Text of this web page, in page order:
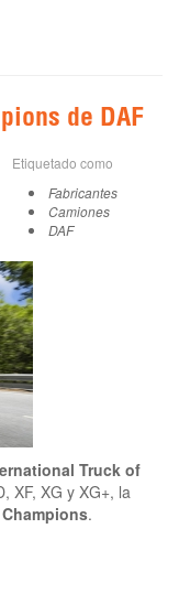
de DAF
Etiquetado como
Fabricantes
Camiones
DAF
Truck of
XF, XG y XG+, la
.